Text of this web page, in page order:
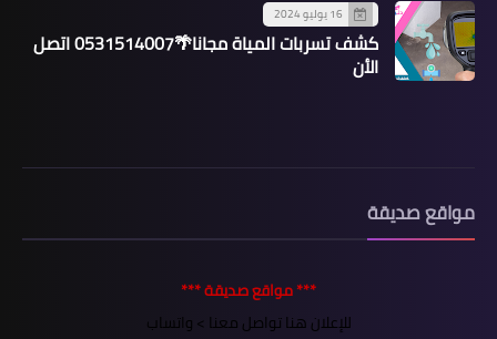
16 يوليو 2024
كشف تسربات المياة مجانا🌴0531514007 اتصل
الأن
مواقع صديقة
*** مواقع صديقة ***
للإعلان هنا تواصل معنا > واتساب